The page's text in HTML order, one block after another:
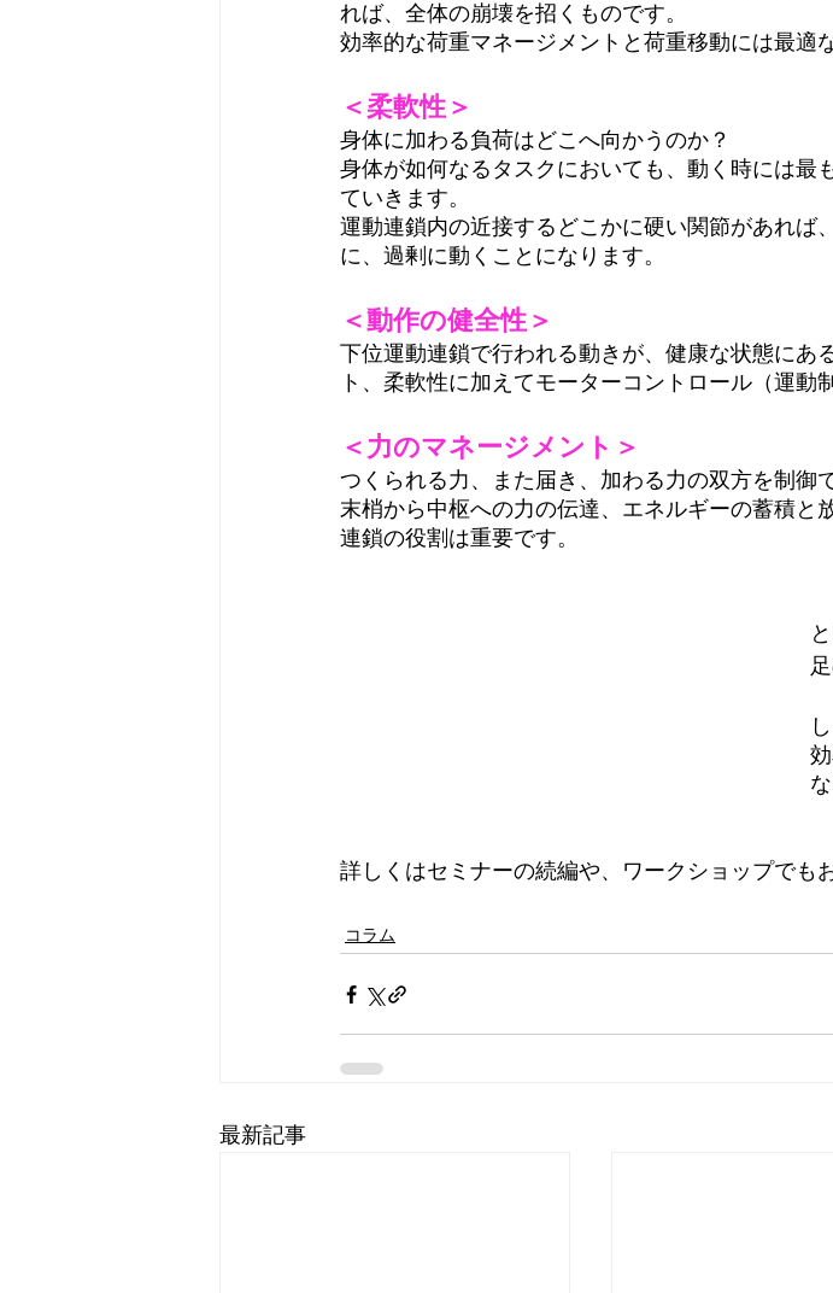
れば、全体の崩壊を招くものです。
効率的な荷重マネージメントと荷重移動には最適
＜柔軟性＞
身体に加わる負荷はどこへ向かうのか？
身体が如何なるタスクにおいても、動く時には最
ていきます。
運動連鎖内の近接するどこかに硬い関節があれば
に、過剰に動くことになります。
＜動作の健全性＞
下位運動連鎖で行われる動きが、健康な状態にあ
ト、柔軟性に加えてモーターコントロール（運動
＜力のマネージメント＞
つくられる力、また届き、加わる力の双方を制御
末梢から中枢への力の伝達、エネルギーの蓄積と
連鎖の役割は重要です。
詳しくはセミナーの続編や、ワークショップでも
コラム
最新記事